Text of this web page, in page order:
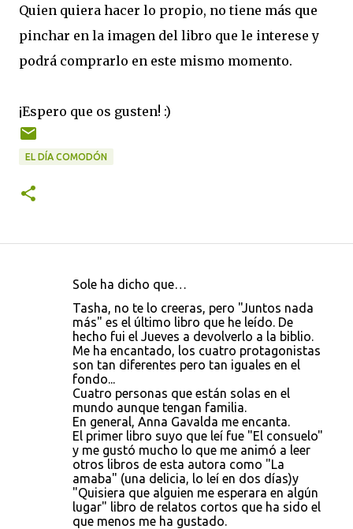
Quien quiera hacer lo propio, no tiene más que
pinchar en la imagen del libro que le interese y
podrá comprarlo en este mismo momento.
¡Espero que os gusten! :)
EL DÍA COMODÓN
Sole ha dicho que…
Tasha, no te lo creeras, pero "Juntos nada
más" es el último libro que he leído. De
hecho fui el Jueves a devolverlo a la biblio.
Me ha encantado, los cuatro protagonistas
son tan diferentes pero tan iguales en el
fondo...
Cuatro personas que están solas en el
mundo aunque tengan familia.
En general, Anna Gavalda me encanta.
El primer libro suyo que leí fue "El consuelo"
y me gustó mucho lo que me animó a leer
otros libros de esta autora como "La
amaba" (una delicia, lo leí en dos días)y
"Quisiera que alguien me esperara en algún
lugar" libro de relatos cortos que ha sido el
que menos me ha gustado.